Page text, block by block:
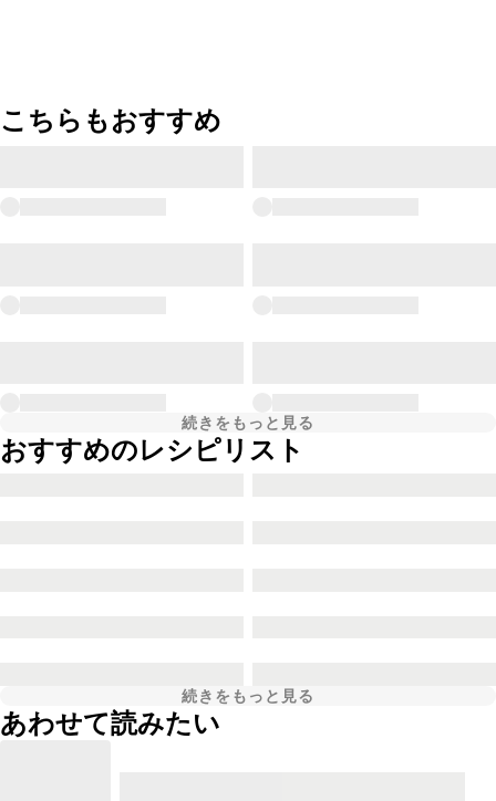
こちらもおすすめ
続きをもっと見る
おすすめのレシピリスト
続きをもっと見る
あわせて読みたい